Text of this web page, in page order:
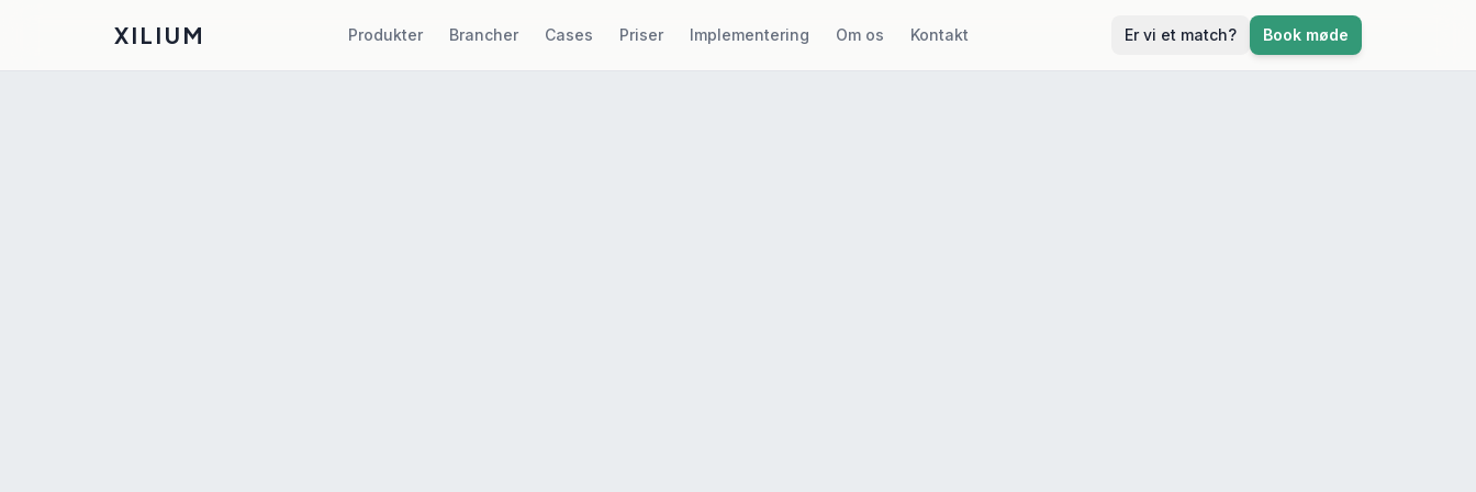
XILIUM Produkter Brancher Cases Priser Implementering Om os Kontakt Er vi et match? Book møde